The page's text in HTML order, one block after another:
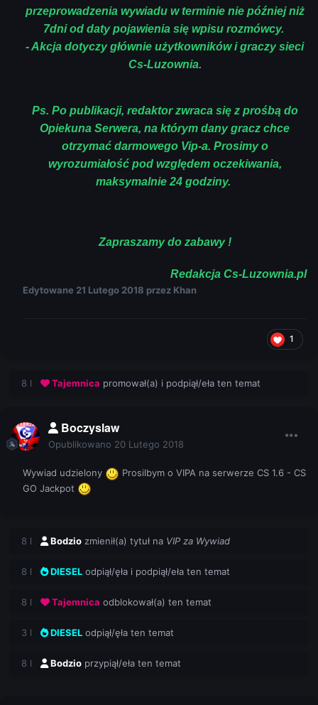
przeprowadzenia wywiadu w terminie nie później niż
7dni od daty pojawienia się wpisu rozmówcy.
- Akcja dotyczy głównie użytkowników i graczy sieci
Cs-Luzownia.
Ps. Po publikacji, redaktor zwraca się z prośbą do
Opiekuna Serwera, na którym dany gracz chce
otrzymać darmowego Vip-a. Prosimy o
wyrozumiałość pod względem oczekiwania,
maksymalnie 24 godziny.
Zapraszamy do zabawy !
Redakcja Cs-Luzownia.pl
Edytowane 21 Lutego 2018 przez Khan
1
8 l Tajemnica promował(a) i podpiął/eła ten temat
Boczyslaw
Opublikowano 20 Lutego 2018
Wywiad udzielony
Prosilbym o VIPA na serwerze CS 1.6 - CS
GO Jackpot
8 l Bodzio zmienił(a) tytuł na VIP za Wywiad
8 l DIESEL odpiął/ęła i podpiął/eła ten temat
8 l Tajemnica odblokował(a) ten temat
3 l DIESEL odpiął/ęła ten temat
8 l Bodzio przypiął/eła ten temat